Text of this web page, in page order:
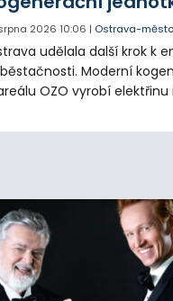
2026 10:06 | Ostrava-město
udělala další krok k
Moderní
OZO vyrobí
přímo v Kunčicích.